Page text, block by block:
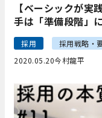
【ベーシックが実
手は「準備段階」
採用
採用戦略・
2020.05.20今村龍平